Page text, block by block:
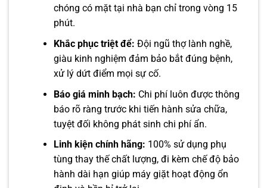
chóng có mặt tại nhà bạn chỉ trong vòng 15
phút.
Khắc phục triệt để: Đội ngũ thợ lành nghề,
giàu kinh nghiệm đảm bảo bắt đúng bệnh,
xử lý dứt điểm mọi sự cố.
Báo giá minh bạch: Chi phí luôn được thông
báo rõ ràng trước khi tiến hành sửa chữa,
tuyệt đối không phát sinh chi phí ẩn.
Linh kiện chính hãng: 100% sử dụng phụ
tùng thay thế chất lượng, đi kèm chế độ bảo
hành dài hạn giúp máy giặt hoạt động ổn